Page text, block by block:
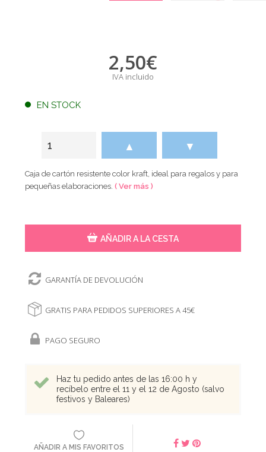
2,50€
IVA incluido
EN STOCK
▲ ▼
Caja de cartón resistente color kraft, ideal para regalos y para
pequeñas elaboraciones.( Ver más )
AÑADIR A LA CESTA
GARANTÍA DE DEVOLUCIÓN
GRATIS PARA PEDIDOS SUPERIORES A 45€
PAGO SEGURO
Haz tu pedido antes de las 16:00 h y
recíbelo entre el 11 y el 12 de Agosto (salvo
festivos y Baleares)
AÑADIR A MIS FAVORITOS